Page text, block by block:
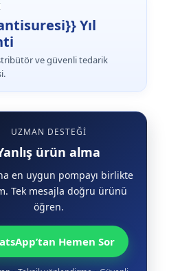
Yıl
ve güvenli tedarik
UZMAN DESTEĞI
ürün alma
en uygun pompayı birlikte
Tek mesajla doğru ürünü
öğren.
Hemen Sor